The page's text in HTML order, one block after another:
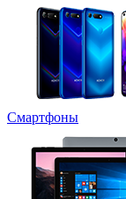
Смартфоны